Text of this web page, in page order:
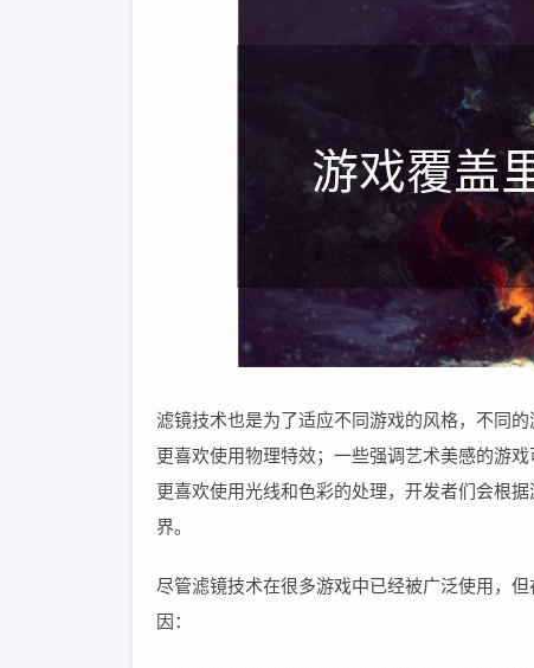
滤镜技术也是为了适应不同游戏的风格，不同
更喜欢使用物理特效；一些强调艺术美感的游
更喜欢使用光线和色彩的处理，开发者们会根
界。
尽管滤镜技术在很多游戏中已经被广泛使用，
因：